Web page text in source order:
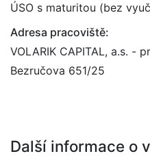
ÚSO s maturitou (bez
Adresa pracoviště:
VOLARIK CAPITAL, a.s. -
Bezručova 651/25
Další informace o